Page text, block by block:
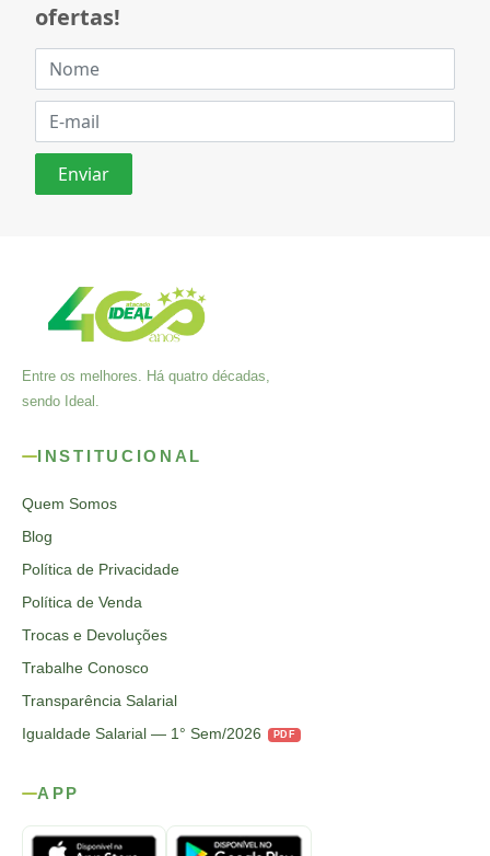
ofertas!
Entre os melhores. Há quatro décadas,
sendo Ideal.
INSTITUCIONAL
Quem Somos
Blog
Política de Privacidade
Política de Venda
Trocas e Devoluções
Trabalhe Conosco
Transparência Salarial
Igualdade Salarial — 1° Sem/2026
PDF
APP